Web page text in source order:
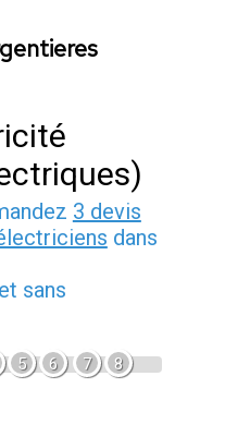
3 devis
dans
sans
5 6 7 8